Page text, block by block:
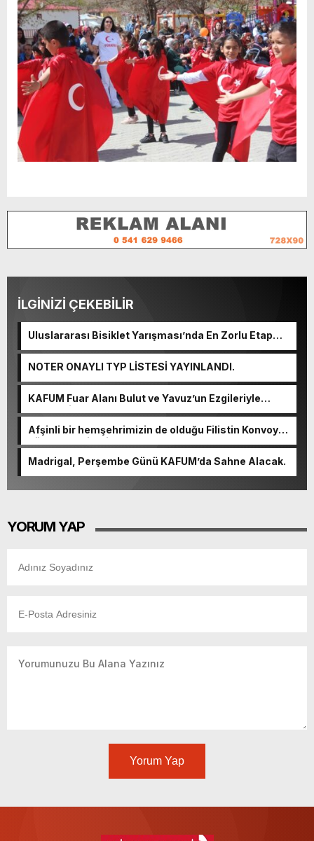
İLGİNİZİ ÇEKEBİLİR
Uluslararası Bisiklet Yarışması’nda En Zorlu Etap
NOTER ONAYLI TYP LİSTESİ YAYINLANDI.
KAFUM Fuar Alanı Bulut ve Yavuz’un Ezgileriyle
Şenlendi.
Afşinli bir hemşehrimizin de olduğu Filistin Konvoyu,
güçlenerek ilerliyor.
Madrigal, Perşembe Günü KAFUM’da Sahne Alacak.
YORUM YAP
Yorum Yap